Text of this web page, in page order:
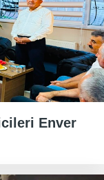
Enver